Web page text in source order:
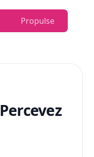
Propulse
Percevez